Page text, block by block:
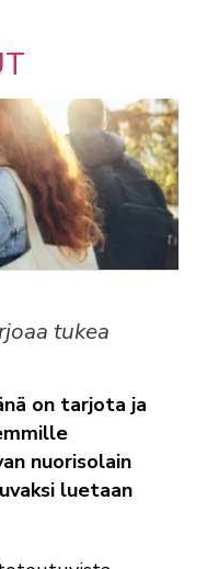
tukea
on tarjota ja
nuorisolain
luetaan